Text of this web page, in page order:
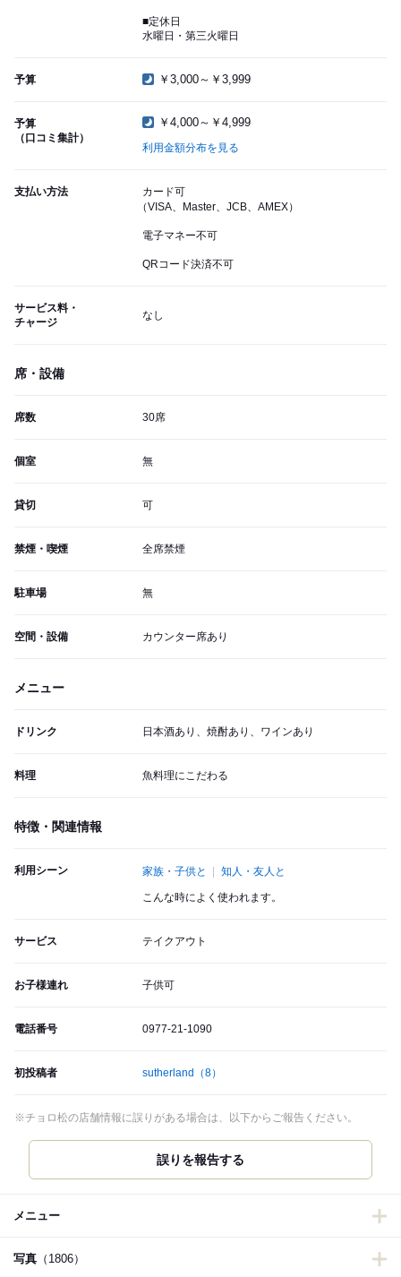
■定休日
水曜日・第三火曜日
予算 ￥3,000～￥3,999
予算
（口コミ集計）
￥4,000～￥4,999
利用金額分布を見る
支払い方法
カード可
（VISA、Master、JCB、AMEX）
電子マネー不可
QRコード決済不可
サービス料・
チャージ
なし
席・設備
席数 30席
個室 無
貸切 可
禁煙・喫煙 全席禁煙
駐車場 無
空間・設備 カウンター席あり
メニュー
ドリンク 日本酒あり、焼酎あり、ワインあり
料理 魚料理にこだわる
特徴・関連情報
利用シーン 家族・子供と 知人・友人と
こんな時によく使われます。
サービス テイクアウト
お子様連れ 子供可
電話番号 0977-21-1090
初投稿者 sutherland （8）
※チョロ松の店舗情報に誤りがある場合は、以下からご報告ください。
誤りを報告する
メニュー
写真 （1806）